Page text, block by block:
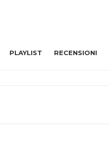
PLAYLIST RECENSIONI